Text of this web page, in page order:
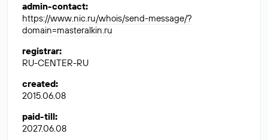
admin-contact:
https://www.nic.ru/whois/send-message/?
domain=masteralkin.ru
registrar:
RU-CENTER-RU
created:
2015.06.08
paid-till:
2027.06.08